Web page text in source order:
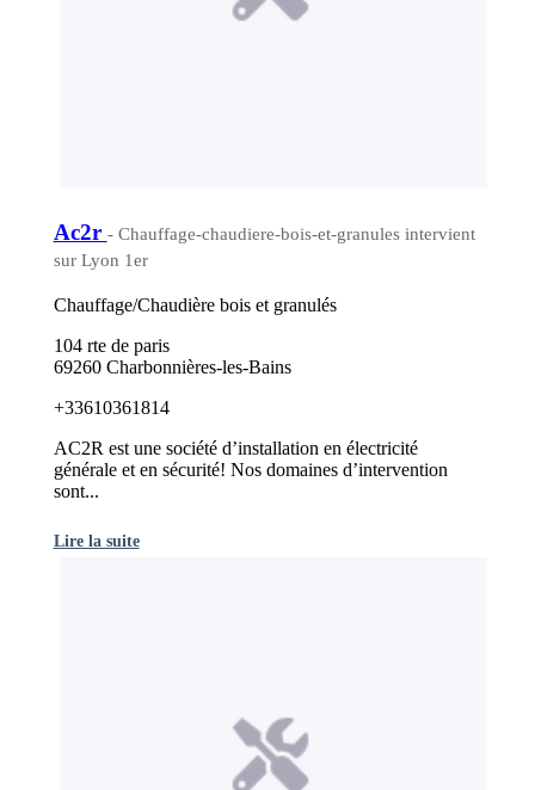
Ac2r - Chauffage-chaudiere-bois-et-granules intervient
sur Lyon 1er
Chauffage/Chaudière bois et granulés
104 rte de paris
69260 Charbonnières-les-Bains
+33610361814
AC2R est une société d’installation en électricité
générale et en sécurité! Nos domaines d’intervention
sont...
Lire la suite